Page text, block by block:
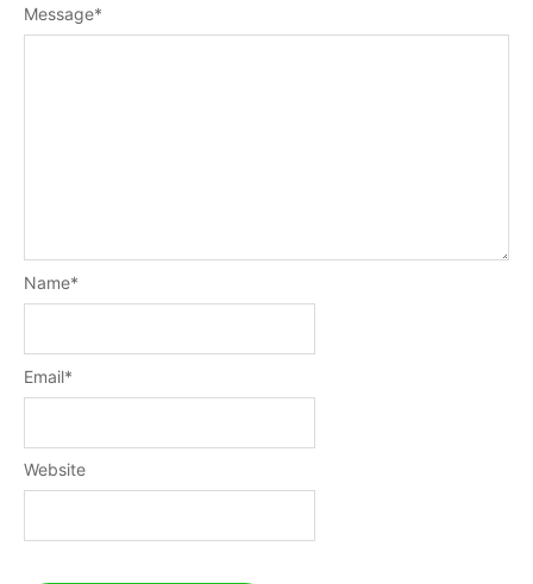
Message*
Name*
Email*
Website